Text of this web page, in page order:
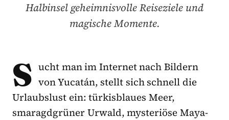
Halbinsel geheimnisvolle Reiseziele und
magische Momente.
S ucht man im Internet nach Bildern
von Yucatán, stellt sich schnell die
Urlaubslust ein: türkisblaues Meer,
smaragdgrüner Urwald, mysteriöse Maya-